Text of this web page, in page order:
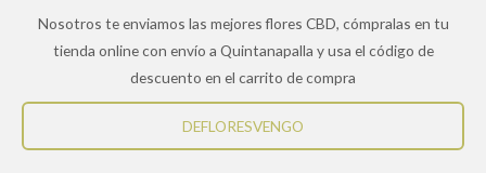
Nosotros te enviamos las mejores flores CBD, cómpralas en tu
tienda online con envío a Quintanapalla y usa el código de
descuento en el carrito de compra
DEFLORESVENGO